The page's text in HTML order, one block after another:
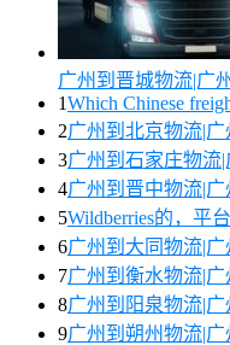
广州到晋城物流|广
1Which Chinese
2广州到北京物流|
3广州到石家庄物流
4广州到晋中物流|
5Wildberries的，平
6广州到大同物流|
7广州到衡水物流|
8广州到阳泉物流|
9广州到朔州物流|